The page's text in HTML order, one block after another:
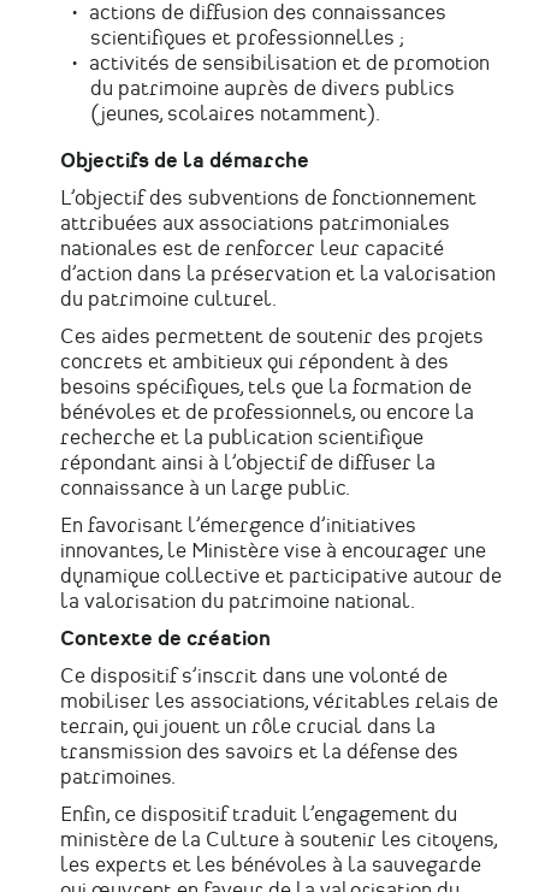
actions de diffusion des connaissances
scientifiques et professionnelles ;
activités de sensibilisation et de promotion
du patrimoine auprès de divers publics
(jeunes, scolaires notamment).
Objectifs de la démarche
L’objectif des subventions de fonctionnement
attribuées aux associations patrimoniales
nationales est de renforcer leur capacité
d’action dans la préservation et la valorisation
du patrimoine culturel.
Ces aides permettent de soutenir des projets
concrets et ambitieux qui répondent à des
besoins spécifiques, tels que la formation de
bénévoles et de professionnels, ou encore la
recherche et la publication scientifique
répondant ainsi à l’objectif de diffuser la
connaissance à un large public.
En favorisant l’émergence d’initiatives
innovantes, le Ministère vise à encourager une
dynamique collective et participative autour de
la valorisation du patrimoine national.
Contexte de création
Ce dispositif s’inscrit dans une volonté de
mobiliser les associations, véritables relais de
terrain, qui jouent un rôle crucial dans la
transmission des savoirs et la défense des
patrimoines.
Enfin, ce dispositif traduit l’engagement du
ministère de la Culture à soutenir les citoyens,
les experts et les bénévoles à la sauvegarde